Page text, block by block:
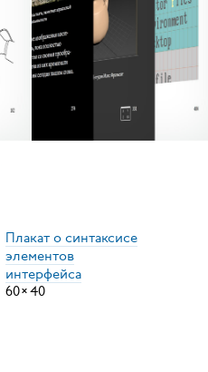
Плакат о синтаксисе
элементов
интерфейса
60×40